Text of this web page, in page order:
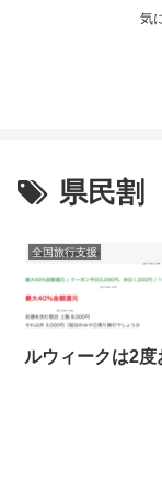
気
県民割
全国旅行支援
ルウィークは2度